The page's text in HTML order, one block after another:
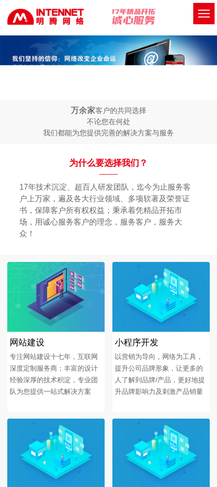
万余家客户的共同选择
不论您在何处
我们都能为您提供完善的解决方案与服务
为什么要选择我们？
17年技术沉淀、超百人研发团队，迄今为止服务客
户上万家，遍及各大行业领域、多项软著及荣誉证
书，保障客户所有权权益；秉承着凭精品开拓市
场，用诚心服务客户的理念，服务客户，服务大
众！
网站建设
专注网站建设十七年，互联网
深度定制服务商；丰富的设计
经验深厚的技术积淀，专业团
队为您提供一站式解决方案
小程序开发
以营销为导向，网络为工具，
提升公司品牌形象，让更多的
人了解到品牌/产品，更好地提
升品牌影响力及刺激产品销量